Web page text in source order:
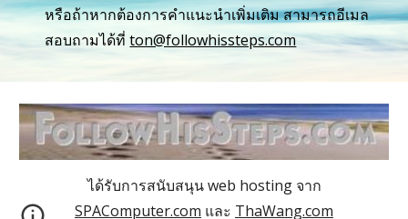
หรือถ้าหากต้องการคำแนะนำเพิ่มเติม สามารถอีเมล
สอบถามได้ที่ ton@followhissteps.com
ได้รับการสนับสนุน web hosting จาก
SPAComputer.com และ ThaWang.com